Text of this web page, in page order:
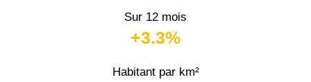
Sur 12 mois
+3.3%
Habitant par km²